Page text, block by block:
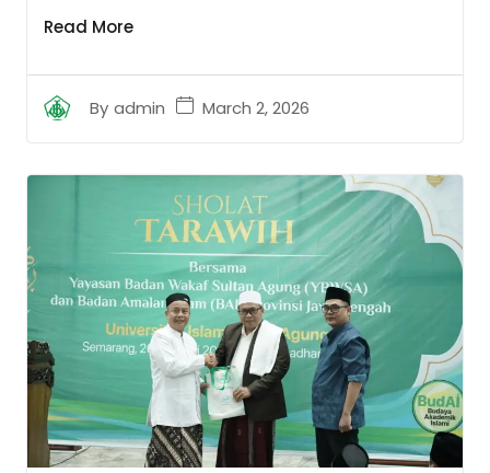
By admin March 2, 2026
Read More